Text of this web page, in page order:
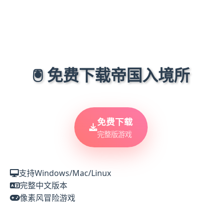
🖲️ 免费下载帝国入境所
免费下载
完整版游戏
支持Windows/Mac/Linux
完整中文版本
像素风冒险游戏